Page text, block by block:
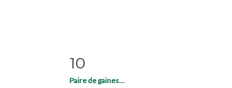
10
Paire de gaines...